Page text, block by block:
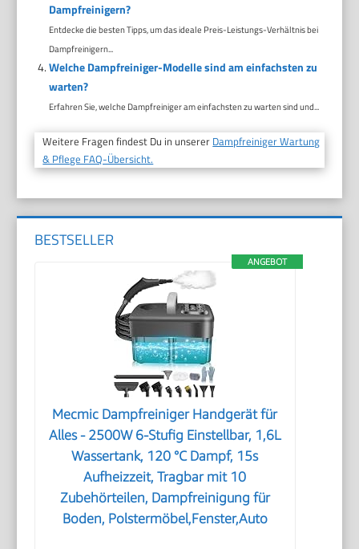
Dampfreinigern?
Entdecke die besten Tipps, um das ideale Preis-Leistungs-Verhältnis bei
Dampfreinigern...
Welche Dampfreiniger-Modelle sind am einfachsten zu
warten?
Erfahren Sie, welche Dampfreiniger am einfachsten zu warten sind und...
Weitere Fragen findest Du in unserer Dampfreiniger Wartung
& Pflege FAQ-Übersicht.
BESTSELLER
ANGEBOT
Mecmic Dampfreiniger Handgerät für
Alles - 2500W 6-Stufig Einstellbar, 1,6L
Wassertank, 120 °C Dampf, 15s
Aufheizzeit, Tragbar mit 10
Zubehörteilen, Dampfreinigung für
Boden, Polstermöbel,Fenster,Auto